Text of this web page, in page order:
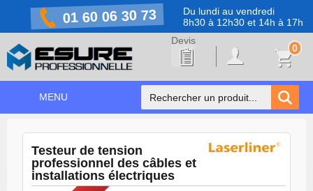
01 60 06 30 73
Du lundi au vendredi
8h30 à 12h30 et 14h à 17h
0
MENU
NOS PRODUITS
NOS MARQUES
Testeur de tension
professionnel des câbles et
installations électriques